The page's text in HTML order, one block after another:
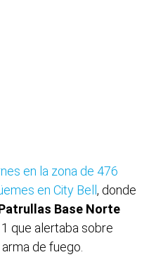
en la zona de 476
en City Bell , donde
Base Norte
que alertaba sobre
de fuego.